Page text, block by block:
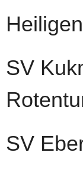
SV
SV